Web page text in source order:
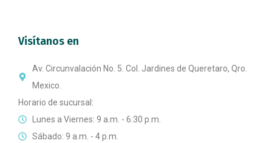
Visítanos en
Av. Circunvalación No. 5. Col. Jardines de Queretaro, Qro.
Mexico.
Horario de sucursal:
Lunes a Viernes: 9 a.m. - 6:30 p.m.
Sábado: 9 a.m. - 4 p.m.